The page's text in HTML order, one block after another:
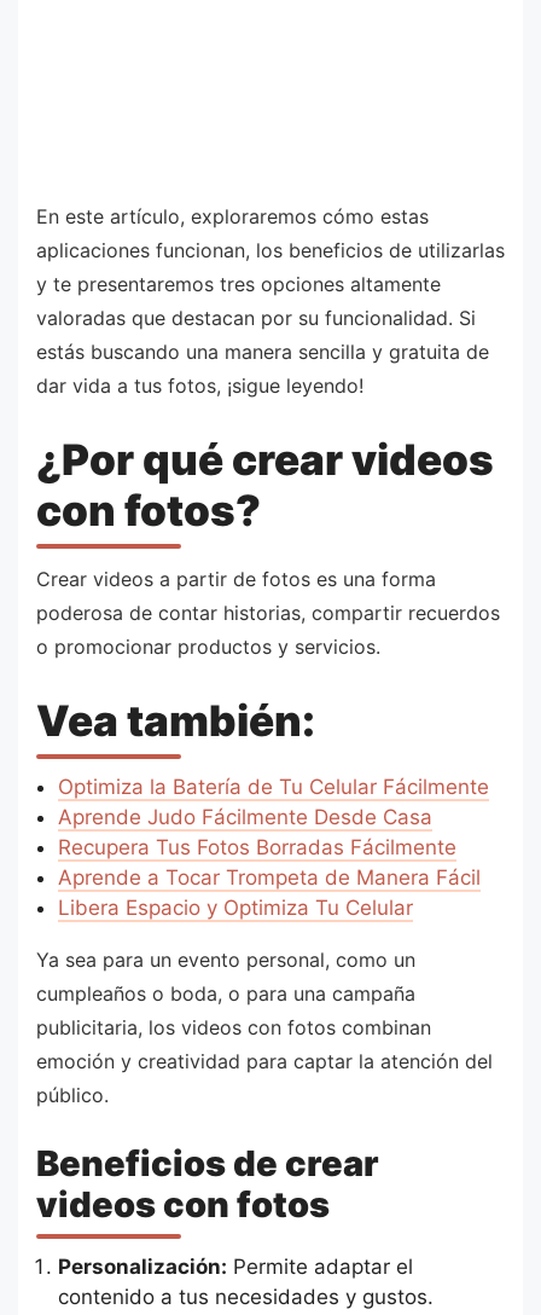
En este artículo, exploraremos cómo estas
aplicaciones funcionan, los beneficios de utilizarlas
y te presentaremos tres opciones altamente
valoradas que destacan por su funcionalidad. Si
estás buscando una manera sencilla y gratuita de
dar vida a tus fotos, ¡sigue leyendo!
¿Por qué crear videos
con fotos?
Crear videos a partir de fotos es una forma
poderosa de contar historias, compartir recuerdos
o promocionar productos y servicios.
Vea también:
Optimiza la Batería de Tu Celular Fácilmente
Aprende Judo Fácilmente Desde Casa
Recupera Tus Fotos Borradas Fácilmente
Aprende a Tocar Trompeta de Manera Fácil
Libera Espacio y Optimiza Tu Celular
Ya sea para un evento personal, como un
cumpleaños o boda, o para una campaña
publicitaria, los videos con fotos combinan
emoción y creatividad para captar la atención del
público.
Beneficios de crear
videos con fotos
Personalización: Permite adaptar el
contenido a tus necesidades y gustos.